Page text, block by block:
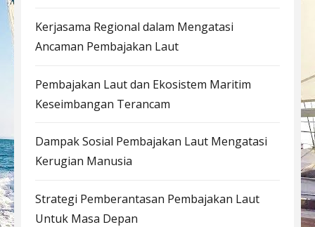
Kerjasama Regional dalam Mengatasi
Ancaman Pembajakan Laut
Pembajakan Laut dan Ekosistem Maritim
Keseimbangan Terancam
Dampak Sosial Pembajakan Laut Mengatasi
Kerugian Manusia
Strategi Pemberantasan Pembajakan Laut
Untuk Masa Depan